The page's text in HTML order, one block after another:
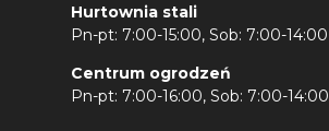
Hurtownia stali
Pn-pt: 7:00-15:00, Sob: 7:00-14:00
Centrum ogrodzeń
Pn-pt: 7:00-16:00, Sob: 7:00-14:00